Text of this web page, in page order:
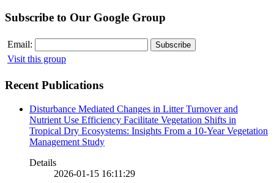
Subscribe to Our Google Group
Email:
Visit this group
Recent Publications
Disturbance Mediated Changes in Litter Turnover and
Nutrient Use Efficiency Facilitate Vegetation Shifts in
Tropical Dry Ecosystems: Insights From a 10-Year Vegetation
Management Study
Details
2026-01-15 16:11:29